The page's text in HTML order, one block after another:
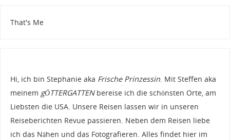
That's Me
Hi, ich bin Stephanie aka Frische Prinzessin. Mit Steffen aka
meinem gÖTTERGATTENbereise ich die schönsten Orte, am
Liebsten die USA. Unsere Reisen lassen wir in unseren
Reiseberichten Revue passieren. Neben dem Reisen liebe
ich das Nähen und das Fotografieren. Alles findet hier im